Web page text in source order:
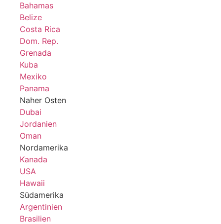
Bahamas
Belize
Costa Rica
Dom. Rep.
Grenada
Kuba
Mexiko
Panama
Naher Osten
Dubai
Jordanien
Oman
Nordamerika
Kanada
USA
Hawaii
Südamerika
Argentinien
Brasilien